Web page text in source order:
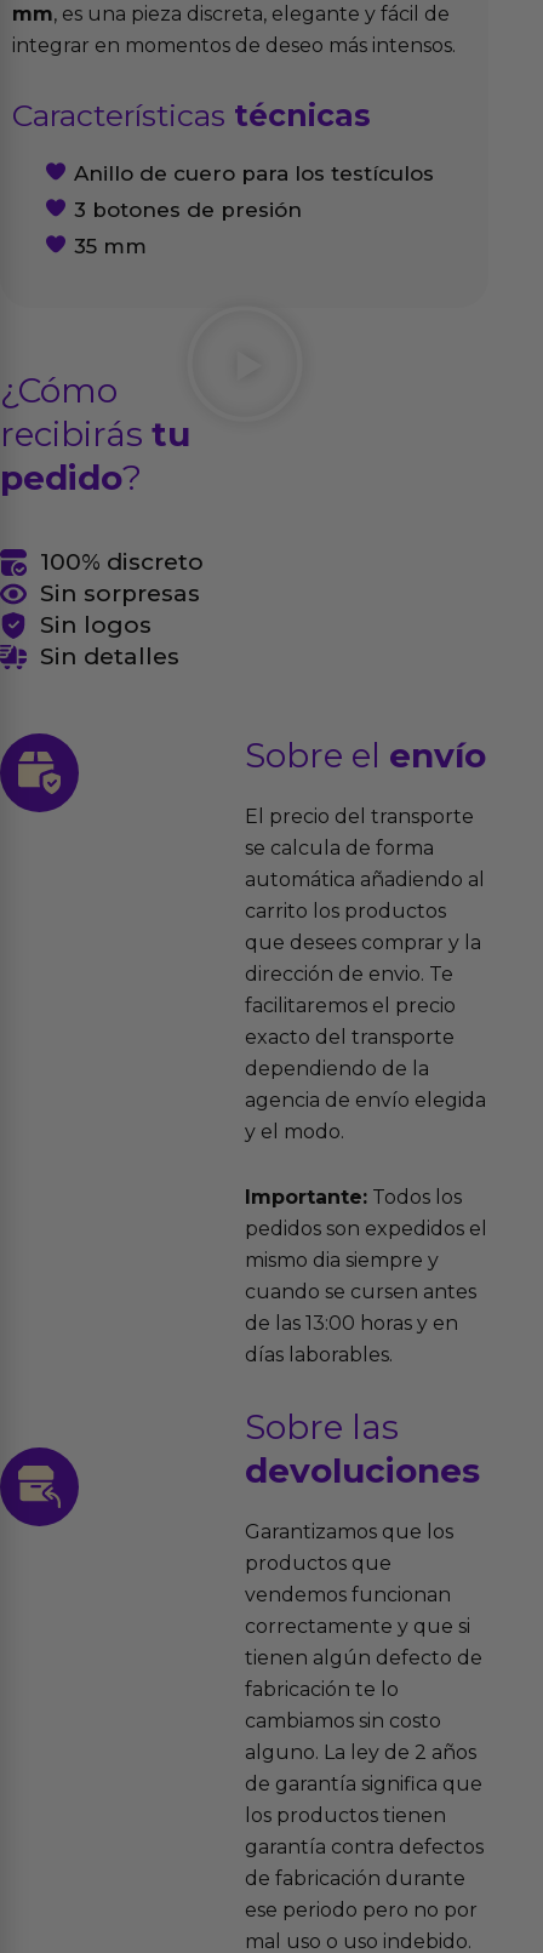
mm, es una pieza discreta, elegante y fácil de
integrar en momentos de deseo más intensos.
Características técnicas
Anillo de cuero para los testículos
3 botones de presión
35 mm
¿Cómo
recibirás tu
pedido?
100% discreto
Sin sorpresas
Sin logos
Sin detalles
Sobre el envío
El precio del transporte
se calcula de forma
automática añadiendo al
carrito los productos
que desees comprar y la
dirección de envio. Te
facilitaremos el precio
exacto del transporte
dependiendo de la
agencia de envío elegida
y el modo.
Importante:Todos los
pedidos son expedidos el
mismo dia siempre y
cuando se cursen antes
de las 13:00 horas y en
días laborables.
Sobre las
devoluciones
Garantizamos que los
productos que
vendemos funcionan
correctamente y que si
tienen algún defecto de
fabricación te lo
cambiamos sin costo
alguno. La ley de 2 años
de garantía significa que
los productos tienen
garantía contra defectos
de fabricación durante
ese periodo pero no por
mal uso o uso indebido.